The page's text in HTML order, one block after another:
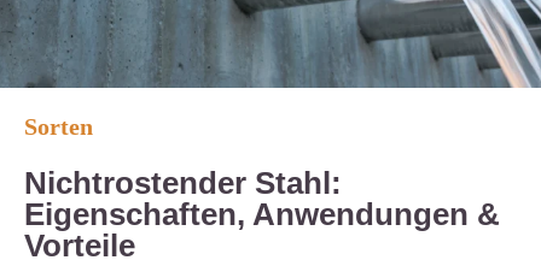
Sorten
Nichtrostender Stahl:
Eigenschaften, Anwendungen &
Vorteile